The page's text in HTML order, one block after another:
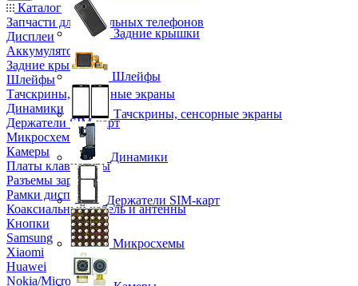
Каталог
Запчасти для мобильных телефонов
Дисплеи
Аккумуляторы
Задние крышки
Шлейфы
Тачскрины, сенсорные экраны
Динамики
Держатели SIM-карт
Микросхемы
Камеры
Платы клавиатуры
Разъемы зарядки
Рамки дисплея
Коаксиальный кабель и антенны
Кнопки
Samsung
Xiaomi
Huawei
Nokia/Microsoft
Задние крышки
Шлейфы
Тачскрины, сенсорные экраны
Динамики
Держатели SIM-карт
Микросхемы